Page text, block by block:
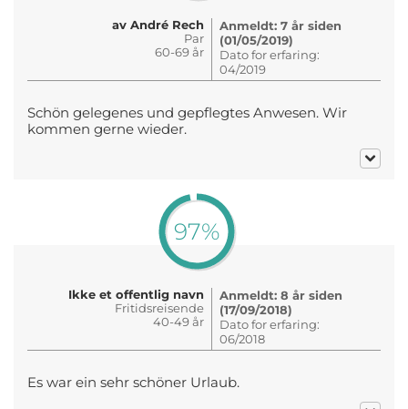
av André Rech
Par
60-69 år
Anmeldt: 7 år siden
(01/05/2019)
Dato for erfaring:
04/2019
Schön gelegenes und gepflegtes Anwesen. Wir
kommen gerne wieder.
97%
Ikke et offentlig navn
Fritidsreisende
40-49 år
Anmeldt: 8 år siden
(17/09/2018)
Dato for erfaring:
06/2018
Es war ein sehr schöner Urlaub.